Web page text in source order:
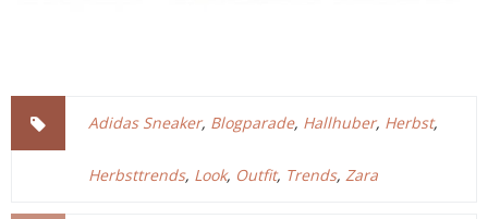
Adidas Sneaker, Blogparade, Hallhuber, Herbst,
Herbsttrends, Look, Outfit, Trends, Zara